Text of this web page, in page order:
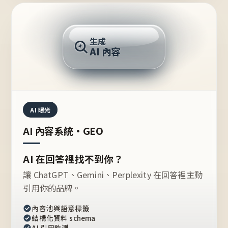
推薦的台灣品牌？
生成
AI 內容
AI 曝光
AI 內容系統・GEO
AI 在回答裡找不到你？
讓 ChatGPT、Gemini、Perplexity 在回答裡主動
引用你的品牌。
內容池與語意標籤
結構化資料 schema